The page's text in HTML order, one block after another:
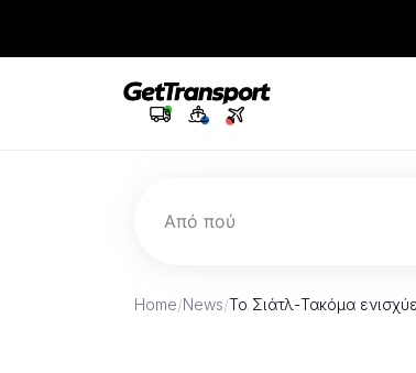
Από πού
Home/News/Το Σιάτλ-Τακόμα